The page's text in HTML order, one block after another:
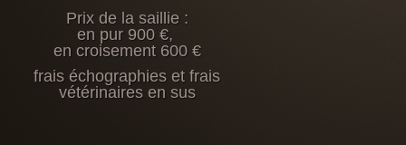
Prix de la saillie :
en pur 900 €,
en croisement 600 €
frais échographies et frais
vétérinaires en sus